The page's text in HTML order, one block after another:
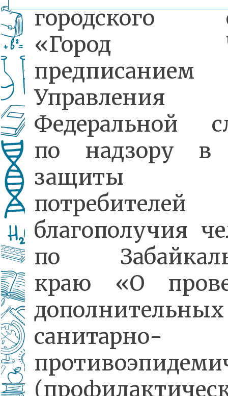
городского
«Город
предписанием
Управления
Федеральной
по надзору в
защиты
благополучия
по
краю «О
дополнительных
санитарно-